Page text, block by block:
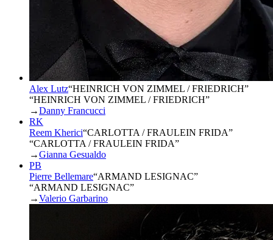
Alex Lutz“HEINRICH VON ZIMMEL / FRIEDRICH”
“HEINRICH VON ZIMMEL / FRIEDRICH”
→Danny Francucci
RK
Reem Kherici“CARLOTTA / FRAULEIN FRIDA”
“CARLOTTA / FRAULEIN FRIDA”
→Gianna Gesualdo
PB
Pierre Bellemare“ARMAND LESIGNAC”
“ARMAND LESIGNAC”
→Valerio Garbarino